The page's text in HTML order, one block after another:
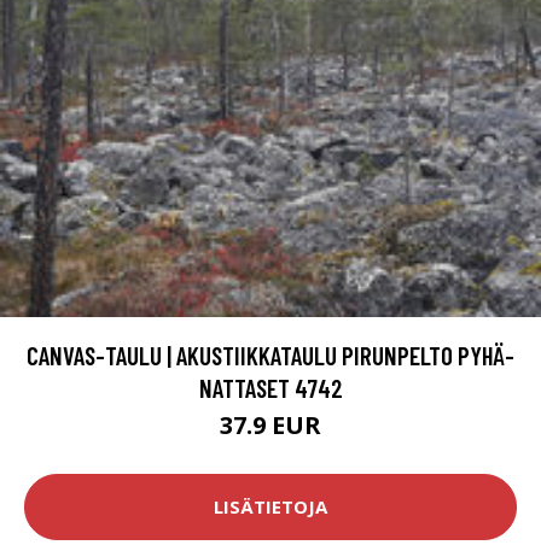
CANVAS-TAULU | AKUSTIIKKATAULU PIRUNPELTO PYHÄ-
NATTASET 4742
37.9 EUR
LISÄTIETOJA